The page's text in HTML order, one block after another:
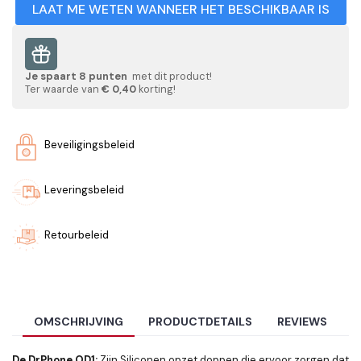
LAAT ME WETEN WANNEER HET BESCHIKBAAR IS
Je spaart 8 punten met dit product!
Ter waarde van € 0,40 korting!
Beveiligingsbeleid
Leveringsbeleid
Retourbeleid
OMSCHRIJVING PRODUCTDETAILS REVIEWS